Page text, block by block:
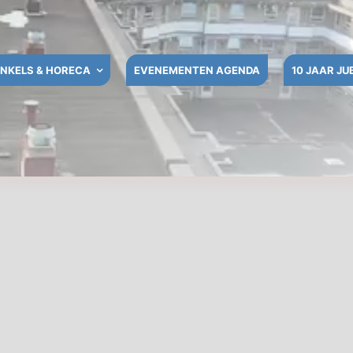
& HORECA EVENEMENTEN AGENDA 10 JAAR